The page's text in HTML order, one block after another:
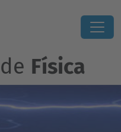
Física